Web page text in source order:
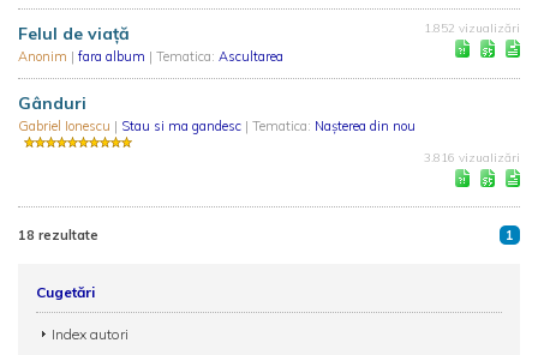
Felul de viaţă
Anonim | fara album | Tematica: Ascultarea
1.852 vizualizări
Gânduri
Gabriel Ionescu | Stau si ma gandesc | Tematica: Nașterea din nou
3.816 vizualizări
18 rezultate 1
Cugetări
Index autori